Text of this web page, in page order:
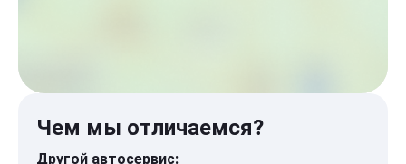
Чем мы отличаемся?
Другой автосервис: